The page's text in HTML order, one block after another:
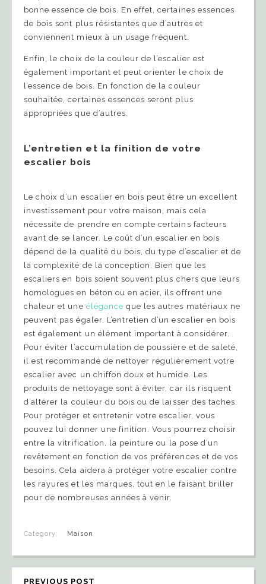
bonne essence de bois. En effet, certaines essences
de bois sont plus résistantes que d’autres et
conviennent mieux à un usage fréquent.
Enfin, le choix de la couleur de l’escalier est
également important et peut orienter le choix de
l’essence de bois. En fonction de la couleur
souhaitée, certaines essences seront plus
appropriées que d’autres.
L’entretien et la finition de votre
escalier bois
Le choix d’un escalier en bois peut être un excellent
investissement pour votre maison, mais cela
nécessite de prendre en compte certains facteurs
avant de se lancer. Le coût d’un escalier en bois
dépend de la qualité du bois, du type d’escalier et de
la complexité de la conception. Bien que les
escaliers en bois soient souvent plus chers que leurs
homologues en béton ou en acier, ils offrent une
chaleur et une élégance que les autres matériaux ne
peuvent pas égaler. L’entretien d’un escalier en bois
est également un élément important à considérer.
Pour éviter l’accumulation de poussière et de saleté,
il est recommandé de nettoyer régulièrement votre
escalier avec un chiffon doux et humide. Les
produits de nettoyage sont à éviter, car ils risquent
d’altérer la couleur du bois ou de laisser des taches.
Pour protéger et entretenir votre escalier, vous
pouvez lui donner une finition. Vous pourrez choisir
entre la vitrification, la peinture ou la pose d’un
revêtement en fonction de vos préférences et de vos
besoins. Cela aidera à protéger votre escalier contre
les rayures et les marques, tout en le faisant briller
pour de nombreuses années à venir.
Category: Maison
PREVIOUS POST